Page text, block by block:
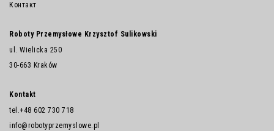
Контакт
Roboty Przemysłowe Krzysztof Sulikowski
ul. Wielicka 250
30-663 Kraków
Kontakt
tel. +48 602 730 718
info@robotyprzemyslowe.pl